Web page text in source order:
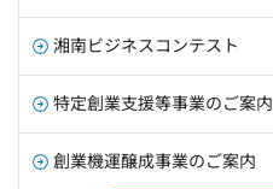
湘南ビジネスコンテスト
特定創業支援等事業のご案内
創業機運醸成事業のご案内